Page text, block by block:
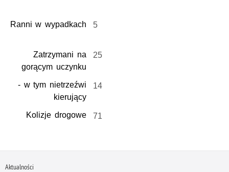
Ranni w wypadkach 5
Zatrzymani na
gorącym uczynku
25
- w tym nietrzeźwi
kierujący
14
Kolizje drogowe 71
Aktualności